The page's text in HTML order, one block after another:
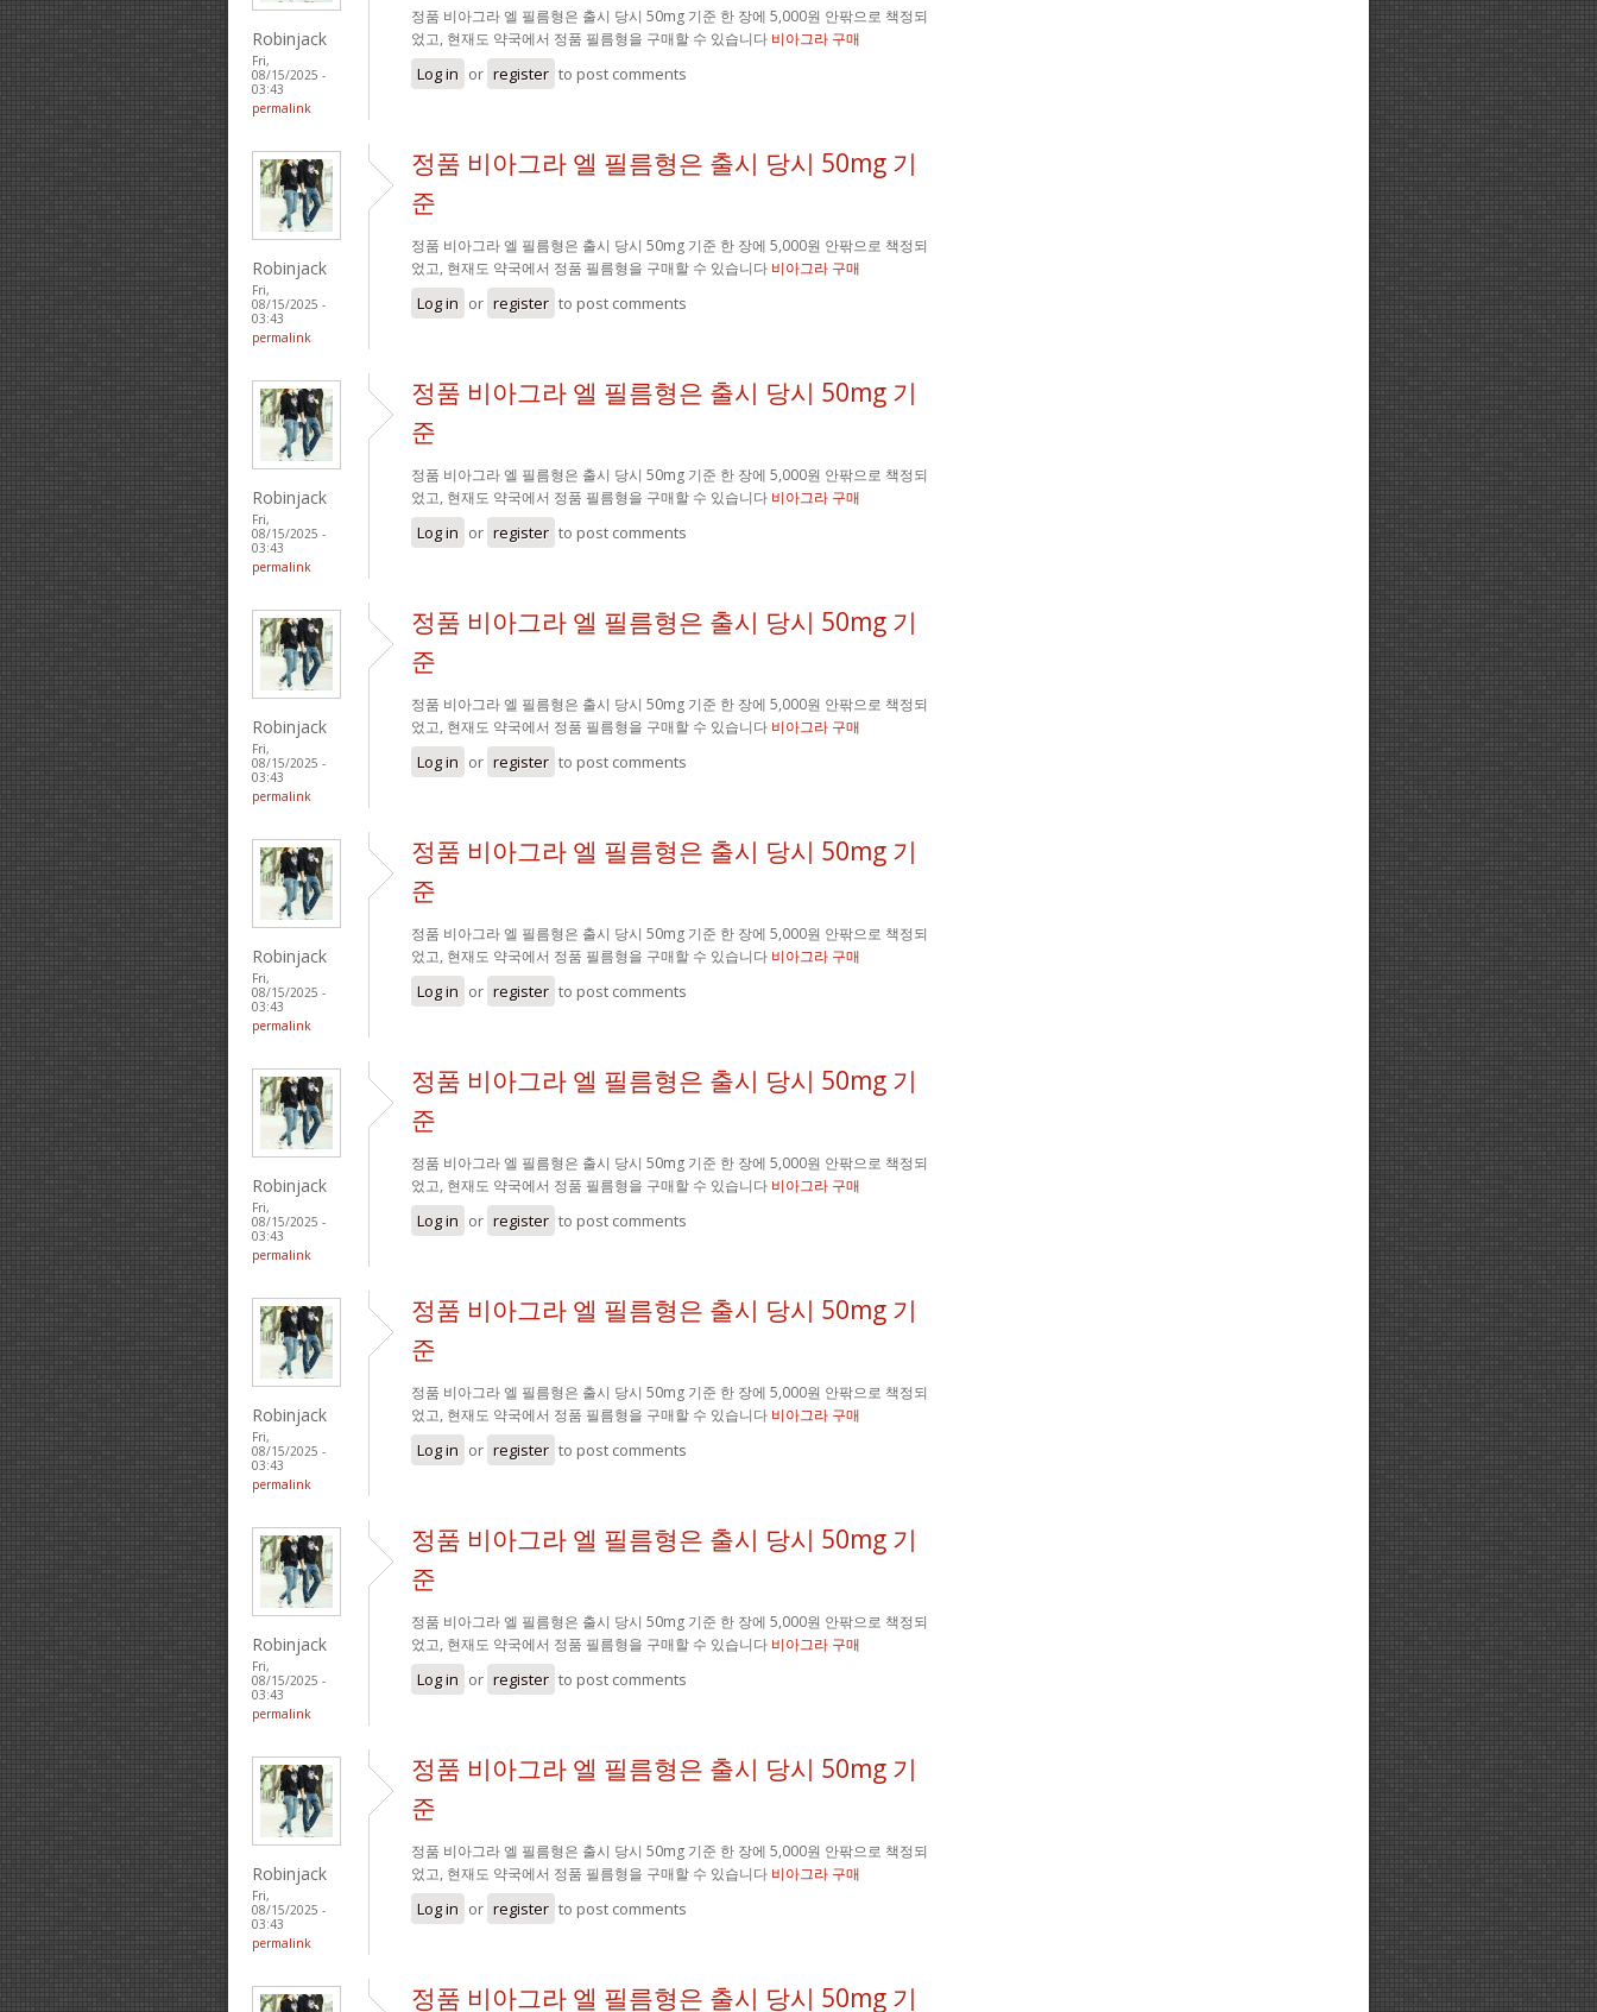
Robinjack
Fri,
08/15/2025 -
03:43
permalink
정품 비아그라 엘 필름형은 출시 당시 50mg 기준 한 장에 5,000원 안팎으로 책정되
었고, 현재도 약국에서 정품 필름형을 구매할 수 있습니다 비아그라 구매
Log in or register to post comments
Robinjack
Fri,
08/15/2025 -
03:43
permalink
정품 비아그라 엘 필름형은 출시 당시 50mg 기
준
정품 비아그라 엘 필름형은 출시 당시 50mg 기준 한 장에 5,000원 안팎으로 책정되
었고, 현재도 약국에서 정품 필름형을 구매할 수 있습니다 비아그라 구매
Log in or register to post comments
Robinjack
Fri,
08/15/2025 -
03:43
permalink
정품 비아그라 엘 필름형은 출시 당시 50mg 기
준
정품 비아그라 엘 필름형은 출시 당시 50mg 기준 한 장에 5,000원 안팎으로 책정되
었고, 현재도 약국에서 정품 필름형을 구매할 수 있습니다 비아그라 구매
Log in or register to post comments
Robinjack
Fri,
08/15/2025 -
03:43
permalink
정품 비아그라 엘 필름형은 출시 당시 50mg 기
준
정품 비아그라 엘 필름형은 출시 당시 50mg 기준 한 장에 5,000원 안팎으로 책정되
었고, 현재도 약국에서 정품 필름형을 구매할 수 있습니다 비아그라 구매
Log in or register to post comments
Robinjack
Fri,
08/15/2025 -
03:43
permalink
정품 비아그라 엘 필름형은 출시 당시 50mg 기
준
정품 비아그라 엘 필름형은 출시 당시 50mg 기준 한 장에 5,000원 안팎으로 책정되
었고, 현재도 약국에서 정품 필름형을 구매할 수 있습니다 비아그라 구매
Log in or register to post comments
Robinjack
Fri,
08/15/2025 -
03:43
permalink
정품 비아그라 엘 필름형은 출시 당시 50mg 기
준
정품 비아그라 엘 필름형은 출시 당시 50mg 기준 한 장에 5,000원 안팎으로 책정되
었고, 현재도 약국에서 정품 필름형을 구매할 수 있습니다 비아그라 구매
Log in or register to post comments
Robinjack
Fri,
08/15/2025 -
03:43
permalink
정품 비아그라 엘 필름형은 출시 당시 50mg 기
준
정품 비아그라 엘 필름형은 출시 당시 50mg 기준 한 장에 5,000원 안팎으로 책정되
었고, 현재도 약국에서 정품 필름형을 구매할 수 있습니다 비아그라 구매
Log in or register to post comments
Robinjack
Fri,
08/15/2025 -
03:43
permalink
정품 비아그라 엘 필름형은 출시 당시 50mg 기
준
정품 비아그라 엘 필름형은 출시 당시 50mg 기준 한 장에 5,000원 안팎으로 책정되
었고, 현재도 약국에서 정품 필름형을 구매할 수 있습니다 비아그라 구매
Log in or register to post comments
Robinjack
Fri,
08/15/2025 -
03:43
permalink
정품 비아그라 엘 필름형은 출시 당시 50mg 기
준
정품 비아그라 엘 필름형은 출시 당시 50mg 기준 한 장에 5,000원 안팎으로 책정되
었고, 현재도 약국에서 정품 필름형을 구매할 수 있습니다 비아그라 구매
Log in or register to post comments
정품 비아그라 엘 필름형은 출시 당시 50mg 기